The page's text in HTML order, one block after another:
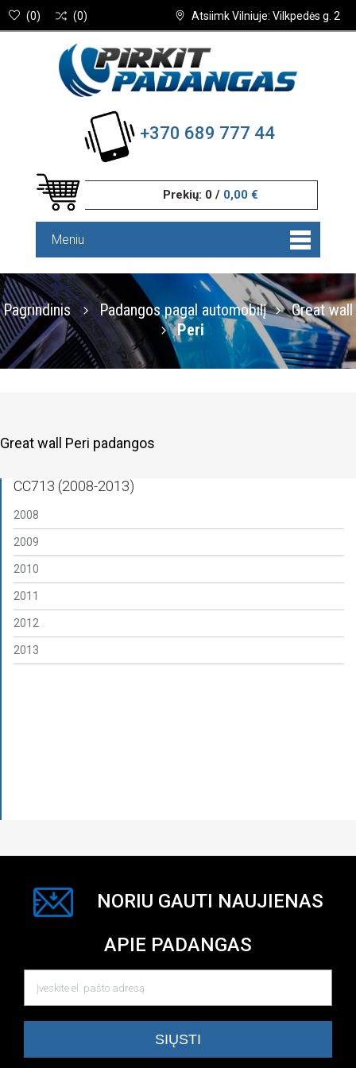
Atsiimk Vilniuje: Vilkpedės g. 2
(0) (0)
+370 689 777 44
Prekių: 0 / 0,00 €
Meniu
Pagrindinis Padangos pagal automobilį
Great wall
Peri
Great wall Peri padangos
CC713 (2008-2013)
2008
2009
2010
2011
2012
2013
NORIU GAUTI NAUJIENAS
APIE PADANGAS